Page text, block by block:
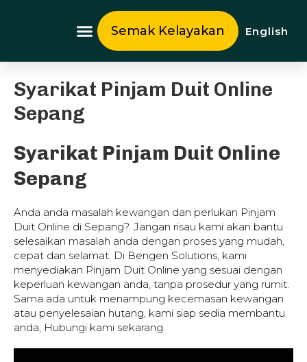
Semak Kelayakan English
Syarikat Pinjam Duit Online
Sepang
Syarikat Pinjam Duit Online
Sepang
Anda anda masalah kewangan dan perlukan Pinjam
Duit Online di Sepang?. Jangan risau kami akan bantu
selesaikan masalah anda dengan proses yang mudah,
cepat dan selamat. Di Bengen Solutions, kami
menyediakan Pinjam Duit Online yang sesuai dengan
keperluan kewangan anda, tanpa prosedur yang rumit.
Sama ada untuk menampung kecemasan kewangan
atau penyelesaian hutang, kami siap sedia membantu
anda, Hubungi kami sekarang.